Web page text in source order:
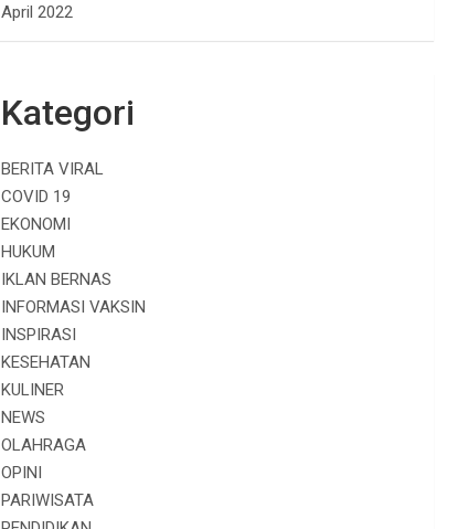
April 2022
Kategori
BERITA VIRAL
COVID 19
EKONOMI
HUKUM
IKLAN BERNAS
INFORMASI VAKSIN
INSPIRASI
KESEHATAN
KULINER
NEWS
OLAHRAGA
OPINI
PARIWISATA